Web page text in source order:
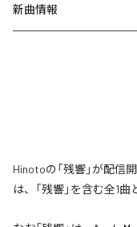
新曲情報
Hinotoの「残響」が配信
は、「残響」を含む全1曲